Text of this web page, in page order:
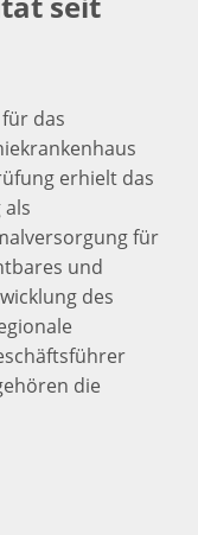
das
erhielt das
für
und
des
die